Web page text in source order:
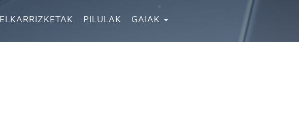
ELKARRIZKETAK PILULAK GAIAK